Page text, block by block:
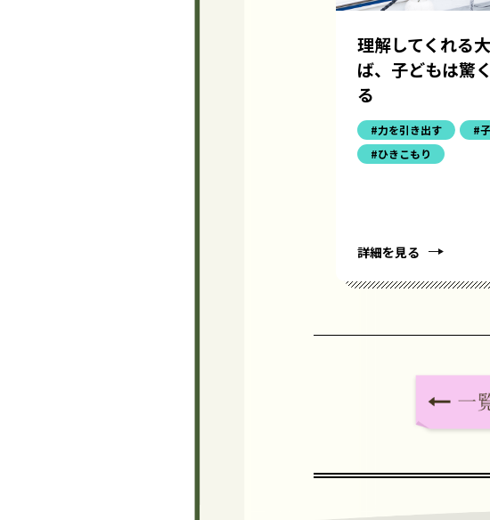
理解してくれる
ば、子どもは驚
る
#力を引き出す
#
#ひきこもり
詳細を見る